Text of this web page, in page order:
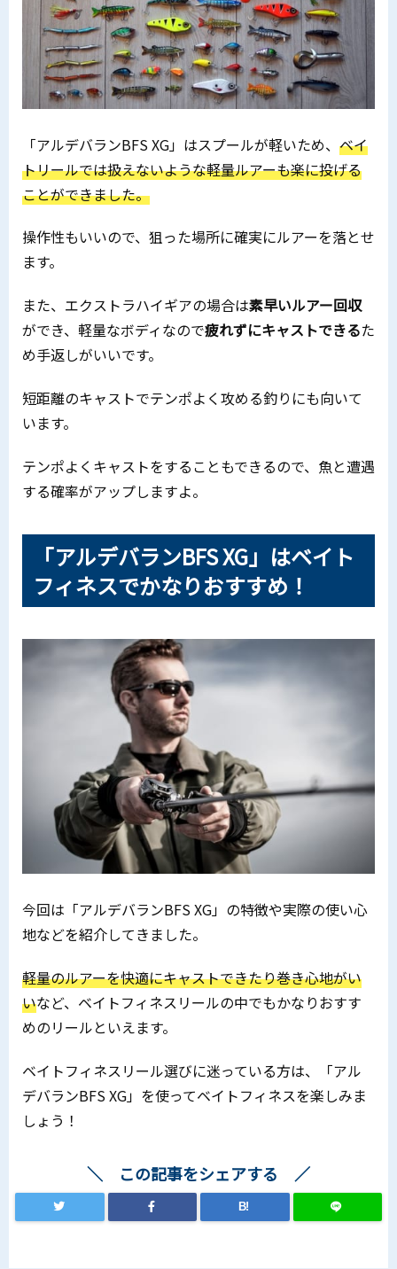
「アルデバランBFS XG」はスプールが軽いため、 ベイ
トリールでは扱えないような軽量ルアーも楽に投げる
ことができました。
操作性もいいので、狙った場所に確実にルアーを落とせ
ます。
また、エクストラハイギアの場合は素早いルアー回収
ができ、軽量なボディなので疲れずにキャストできるた
め手返しがいいです。
短距離のキャストでテンポよく攻める釣りにも向いて
います。
テンポよくキャストをすることもできるので、魚と遭遇
する確率がアップしますよ。
「アルデバランBFS XG」はベイト
フィネスでかなりおすすめ！
今回は「アルデバランBFS XG」の特徴や実際の使い心
地などを紹介してきました。
軽量のルアーを快適にキャストできたり巻き心地がい
いなど、ベイトフィネスリールの中でもかなりおすす
めのリールといえます。
ベイトフィネスリール選びに迷っている方は、「アル
デバランBFS XG」を使ってベイトフィネスを楽しみま
しょう！
この記事をシェアする
B!